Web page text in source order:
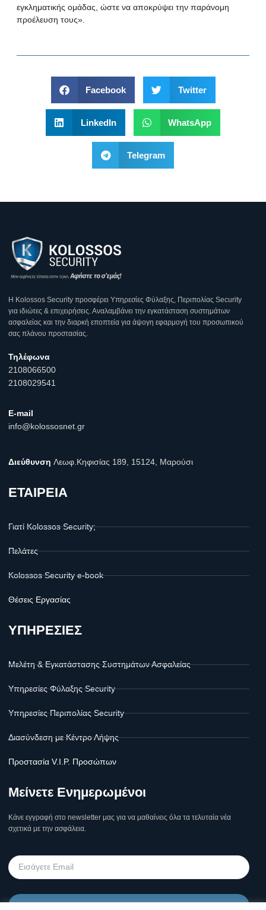
εγκληματικής ομάδας, ώστε να αποκρύψει την παράνομη
προέλευση τους».
Facebook Twitter
LinkedIn WhatsApp
Telegram
Η Κοlossos Security προσφέρει Υπηρεσίες Φύλαξης, Περιπολίας Security
για ιδιώτες & επιχειρήσεις. Αναλαμβάνει την εγκατάσταση συστημάτων
ασφαλείας και την διαρκή εποπτεία για άψογη εφαρμογή του προσωπικού
σας πλάνου προστασίας.
Τηλέφωνα
2108066500
2108029541
E-mail
info@kolossosnet.gr
Διεύθυνση Λεωφ.Κηφισίας 189, 15124, Μαρούσι
ΕΤΑΙΡΕΙΑ
Γιατί Kolossos Security;
Πελάτες
Kolossos Security e-book
Θέσεις Εργασίας
ΥΠΗΡΕΣΙΕΣ
Μελέτη & Εγκατάστασης Συστημάτων Ασφαλείας
Υπηρεσίες Φύλαξης Security
Υπηρεσίες Περιπολίας Security
Διασύνδεση με Κέντρο Λήψης
Προστασία V.I.P. Προσώπων
Μείνετε Ενημερωμένοι
Κάνε εγγραφή στο newsletter μας για να μαθαίνεις όλα τα τελυταία νέα
σχετικά με την ασφάλεια.